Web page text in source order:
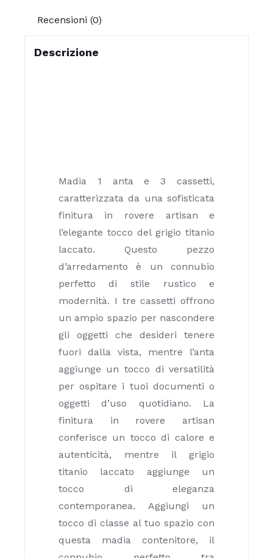
Recensioni (0)
Descrizione
Madia 1 anta e 3 cassetti,
caratterizzata da una sofisticata
finitura in rovere artisan e
l’elegante tocco del grigio titanio
laccato. Questo pezzo
d’arredamento è un connubio
perfetto di stile rustico e
modernità. I tre cassetti offrono
un ampio spazio per nascondere
gli oggetti che desideri tenere
fuori dalla vista, mentre l’anta
aggiunge un tocco di versatilità
per ospitare i tuoi documenti o
oggetti d’uso quotidiano. La
finitura in rovere artisan
conferisce un tocco di calore e
autenticità, mentre il grigio
titanio laccato aggiunge un
tocco di eleganza
contemporanea. Aggiungi un
tocco di classe al tuo spazio con
questa madia contenitore, il